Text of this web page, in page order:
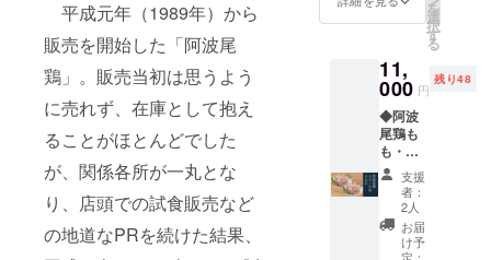
平成元年（1989年）から
販売を開始した「阿波尾
鶏」。販売当初は思うよう
に売れず、在庫として抱え
ることがほとんどでした
が、関係各所が一丸とな
り、店頭での試食販売など
の地道なPRを続けた結果、
鶏肉 ◆
波尾鶏
むね正
肉 【原
材料
名】鶏
もも肉
（徳島
県産）
【アレ
ルギー
【原材
料名】
しょう
ゆ（国
内製
造）、
玉ね
ぎ、砂
糖、発
酵調味
液、ぶ
（４０
ｇ×４
袋、阿
波尾鶏
むね
串
（４０
ｇ×４
本）×２
袋、阿
波尾鶏
皮串
（４０
を
選
択
す
る
11,
000 円
残り48
◆阿波
尾鶏も
も・む
ね4ｋｇ
【阿波
尾鶏も
も切り
身 ５
００ｇ
支援
者：
2人
お届
け予